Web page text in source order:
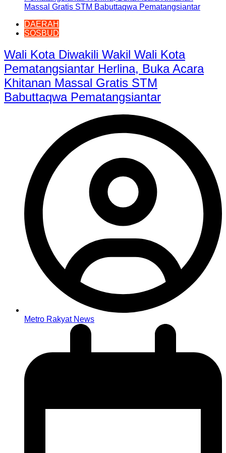
DAERAH
SOSBUD
Wali Kota Diwakili Wakil Wali Kota
Pematangsiantar Herlina, Buka Acara
Khitanan Massal Gratis STM
Babuttaqwa Pematangsiantar
Metro Rakyat News